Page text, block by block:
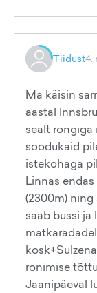
Tiidust4.
Ma käisin
aastal
sealt rongiga
soodukaid
istekohaga
Linnas
(2300m) ning
saab bussi
ronimise
Jaanipäeval